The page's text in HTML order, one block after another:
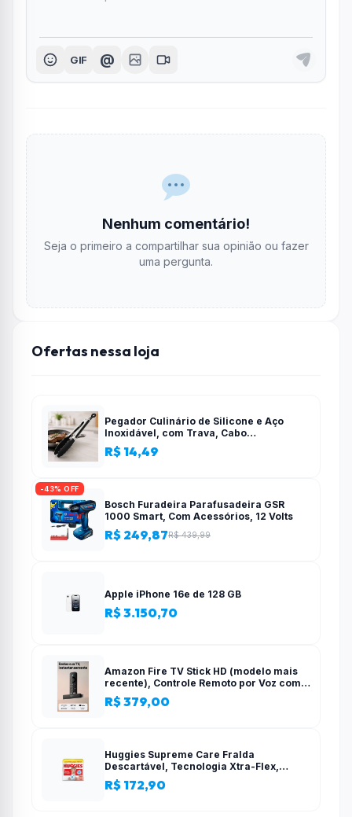
GIF @
Nenhum comentário!
Seja o primeiro a compartilhar sua opinião ou fazer
uma pergunta.
Ofertas nessa loja
Pegador Culinário de Silicone e Aço
Inoxidável, com Trava, Cabo
Antiderrapante, Multiuso, Preto, de 28
cm, Para salada, pastas, cozinha
R$ 14,49
-43% OFF
Bosch Furadeira Parafusadeira GSR
1000 Smart, Com Acessórios, 12 Volts
R$ 249,87R$ 439,99
Apple iPhone 16e de 128 GB
R$ 3.150,70
Amazon Fire TV Stick HD (modelo mais
recente), Controle Remoto por Voz com
Alexa, alimentado pela TV, com
configuração simples
R$ 379,00
Huggies Supreme Care Fralda
Descartável, Tecnologia Xtra-Flex,
Canais em X, Máxima Proteção, XG, 140
Unidades
R$ 172,90